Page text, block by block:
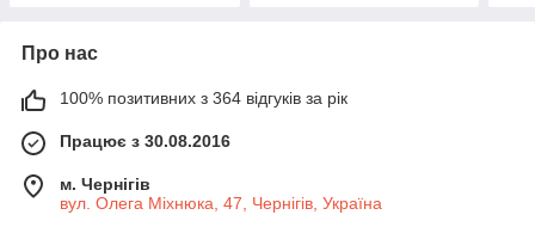
Про нас
100% позитивних з 364 відгуків за рік
Працює з 30.08.2016
м. Чернігів
вул. Олега Міхнюка, 47, Чернігів, Україна